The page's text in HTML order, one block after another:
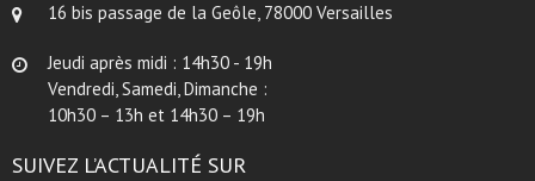
16 bis passage de la Geôle, 78000 Versailles
Jeudi après midi : 14h30 - 19h
Vendredi, Samedi, Dimanche :
10h30 – 13h et 14h30 – 19h
SUIVEZ L’ACTUALITÉ SUR